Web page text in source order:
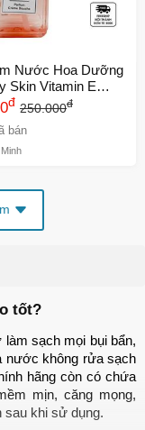
Nước Hoa Dưỡng
Skin Vitamin E
Mịn, Thơm
Loại Da Chính
Queen Snap Shop
đ 250.000đ
bán
tốt?
làm sạch mọi bụi bẩn,
nước không rửa sạch
hãng còn có chứa
mịn, căng mọng,
sau khi sử dụng.